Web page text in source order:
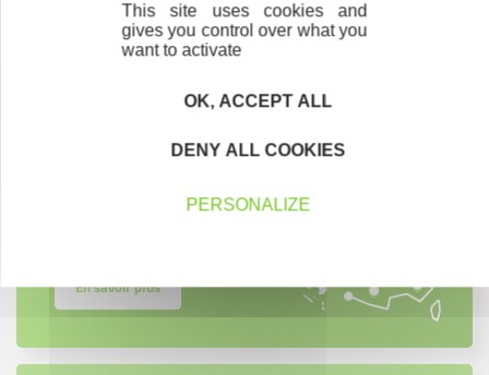
Contactez-nous ! Cliquez ici
Trouvez à qui vous adresser
Créateurs, repreneurs, vos interlocuteurs en
En savoir plus
This site uses cookies and
gives you control over what you
want to activate
OK, ACCEPT ALL
DENY ALL COOKIES
PERSONALIZE